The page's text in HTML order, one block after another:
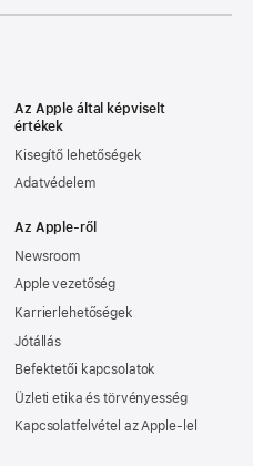
Az Apple által képviselt
értékek
Kisegítő lehetőségek
Adatvédelem
Az Apple-ről
Newsroom
Apple vezetőség
Karrierlehetőségek
Jótállás
Befektetői kapcsolatok
Üzleti etika és törvényesség
Kapcsolatfelvétel az Apple-lel